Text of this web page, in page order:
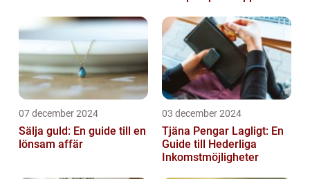
07 december 2024
Sälja guld: En guide till en
lönsam affär
03 december 2024
Tjäna Pengar Lagligt: En
Guide till Hederliga
Inkomstmöjligheter